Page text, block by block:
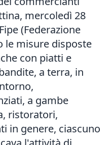
mercoledì 28
(Federazione
le misure disposte
con piatti e
a terra, in
a gambe
ristoratori,
in genere, ciascuno